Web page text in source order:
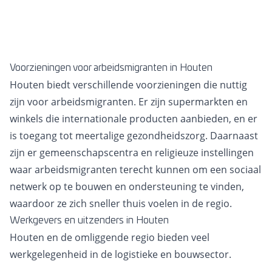
Voorzieningen voor arbeidsmigranten in Houten
Houten biedt verschillende voorzieningen die nuttig
zijn voor arbeidsmigranten. Er zijn supermarkten en
winkels die internationale producten aanbieden, en er
is toegang tot meertalige gezondheidszorg. Daarnaast
zijn er gemeenschapscentra en religieuze instellingen
waar arbeidsmigranten terecht kunnen om een sociaal
netwerk op te bouwen en ondersteuning te vinden,
waardoor ze zich sneller thuis voelen in de regio.
Werkgevers en uitzenders in Houten
Houten en de omliggende regio bieden veel
werkgelegenheid in de logistieke en bouwsector.